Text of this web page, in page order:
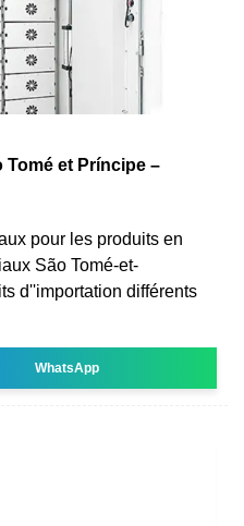
et Príncipe –
pour les produits en
São Tomé-et-
d''importation différents
WhatsApp